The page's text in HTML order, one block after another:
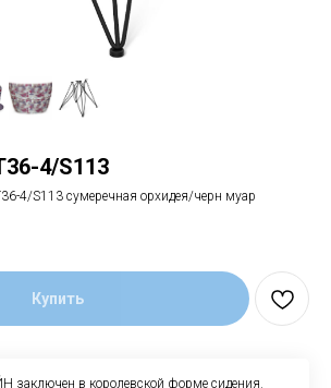
4/S113
4/S113 сумеречная орхидея/черн муар
Купить
в королевской форме сидения.